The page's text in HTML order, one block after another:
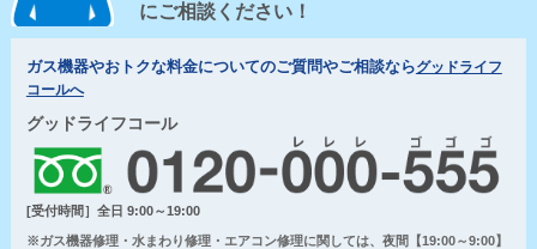
にご相談ください！
ガス機器やおトクな料金についてのご質問やご相談ならグッドライフ
コールへ
グッドライフコール
[受付時間］全日 9:00～19:00
※ガス機器修理・水まわり修理・エアコン修理に関しては、夜間【19:00～9:00】